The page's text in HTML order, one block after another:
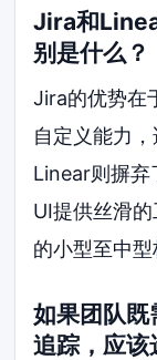
Jira和
别是什么？
Jira的优势在
自定义能力
Linear则摒弃
UI提供丝滑
的小型至中型
如果团队既
追踪，应该